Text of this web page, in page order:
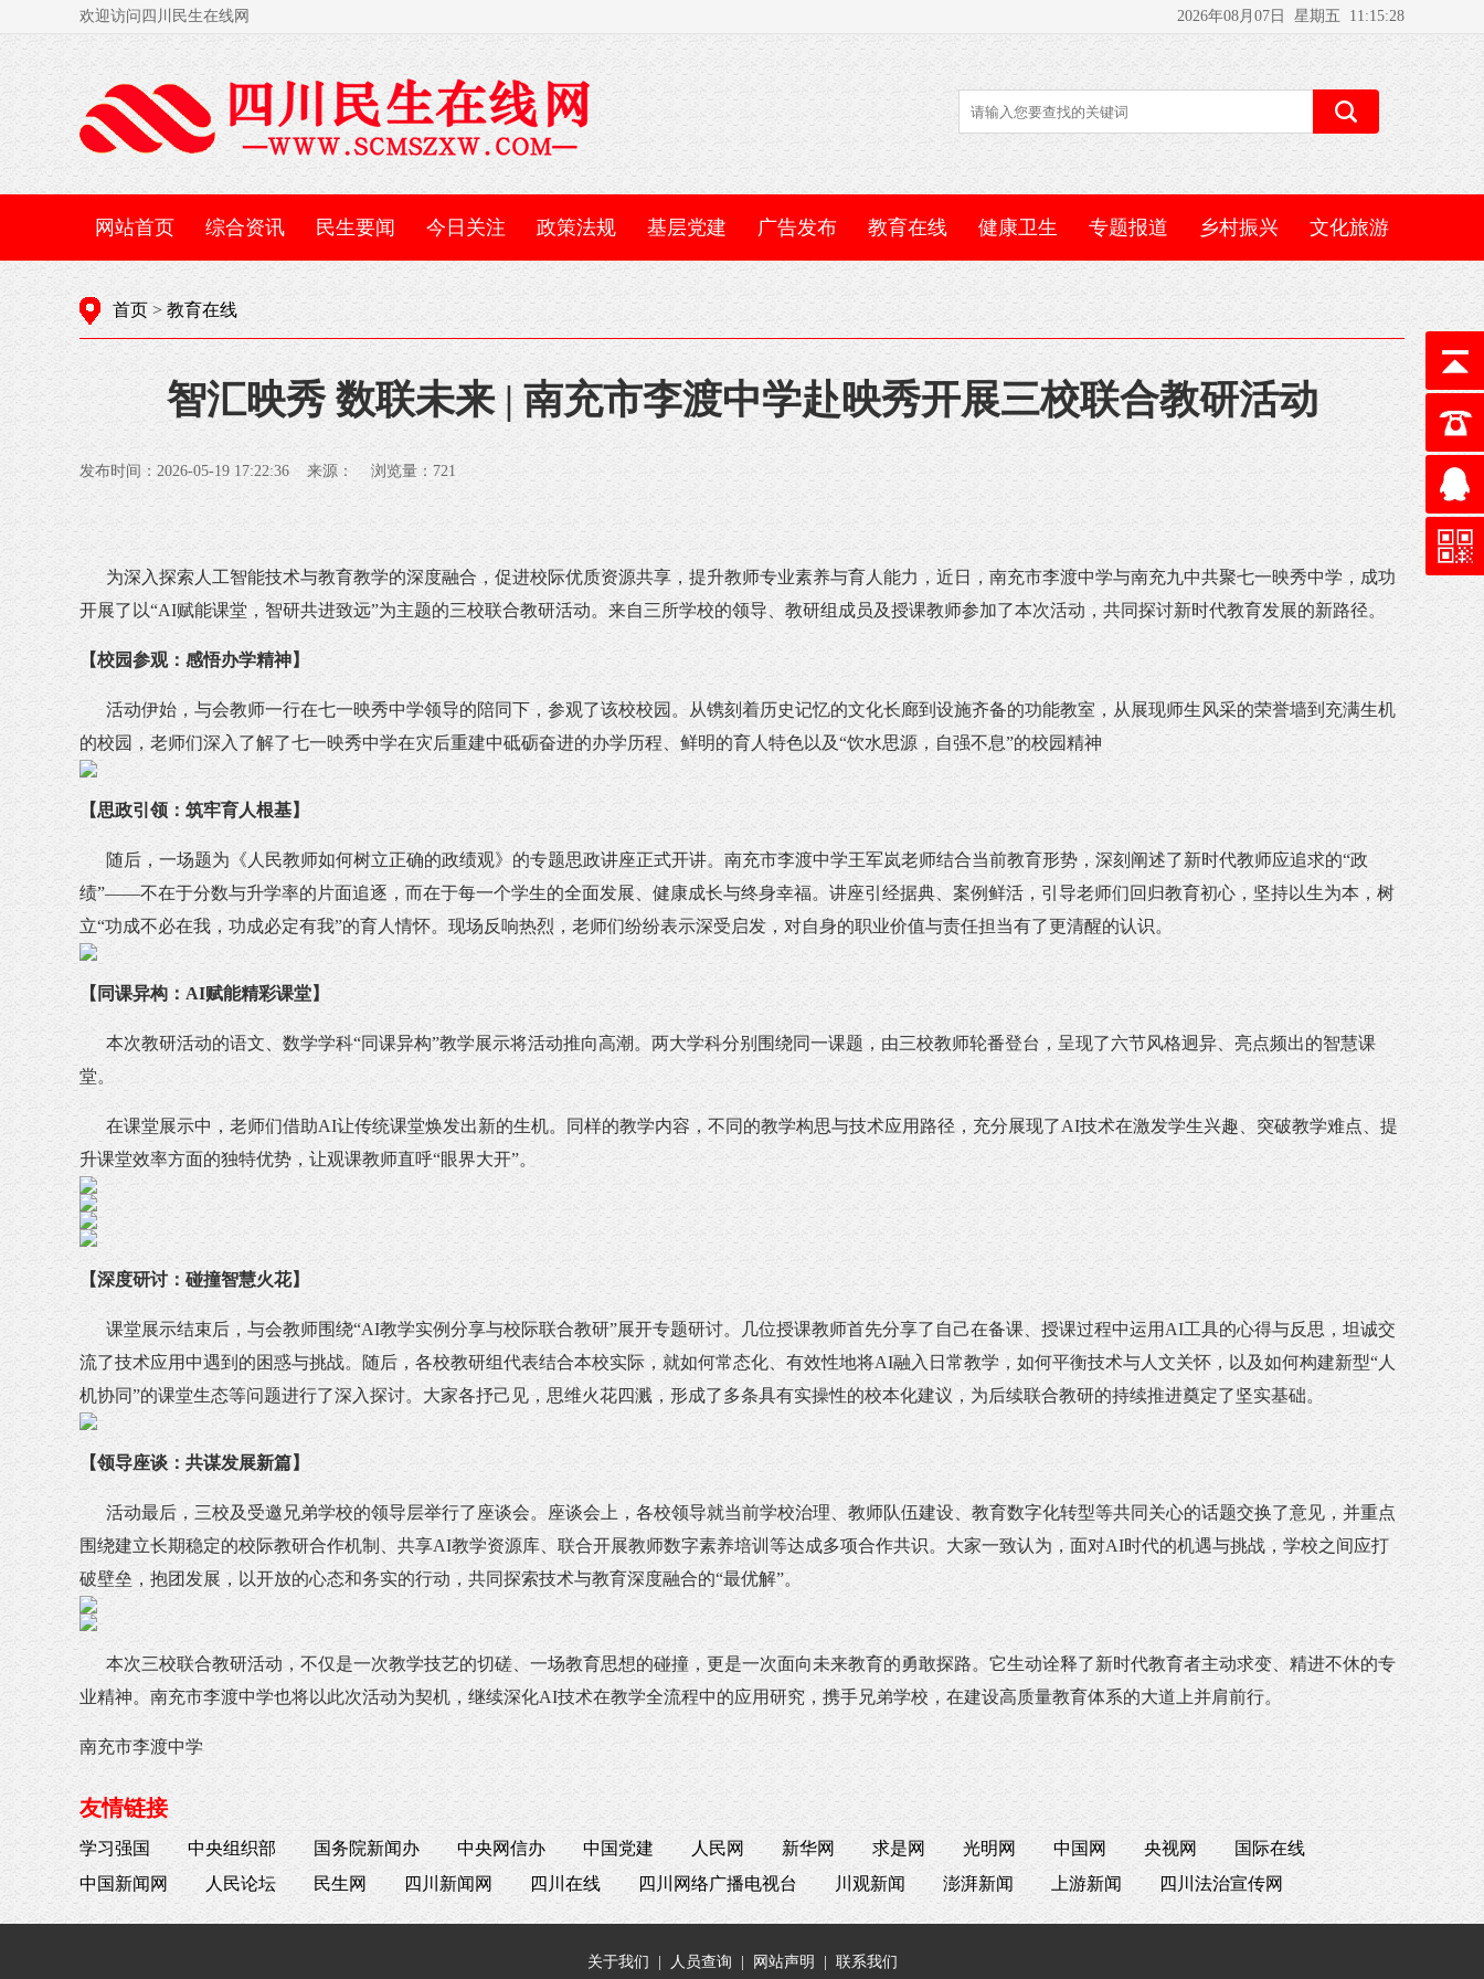
欢迎访问四川民生在线网 2026年08月07日 星期五 11:15:28
网站首页 综合资讯 民生要闻 今日关注 政策法规 基层党建 广告发布 教育在线 健康卫生 专题报道 乡村振兴 文化旅游
首页> 教育在线
智汇映秀 数联未来 | 南充市李渡中学赴映秀开展三校联合教研活动
发布时间：2026-05-19 17:22:36 来源： 浏览量： 721
为深入探索人工智能技术与教育教学的深度融合，促进校际优质资源共享，提升教师专业素养与育人能力，近日，南充市李渡中学与南充九中共聚七一映秀中学，成功
开展了以“AI赋能课堂，智研共进致远”为主题的三校联合教研活动。来自三所学校的领导、教研组成员及授课教师参加了本次活动，共同探讨新时代教育发展的新路径。
【校园参观：感悟办学精神】
活动伊始，与会教师一行在七一映秀中学领导的陪同下，参观了该校校园。从镌刻着历史记忆的文化长廊到设施齐备的功能教室，从展现师生风采的荣誉墙到充满生机
的校园，老师们深入了解了七一映秀中学在灾后重建中砥砺奋进的办学历程、鲜明的育人特色以及“饮水思源，自强不息”的校园精神
【思政引领：筑牢育人根基】
随后，一场题为《人民教师如何树立正确的政绩观》的专题思政讲座正式开讲。南充市李渡中学王军岚老师结合当前教育形势，深刻阐述了新时代教师应追求的“政
绩”——不在于分数与升学率的片面追逐，而在于每一个学生的全面发展、健康成长与终身幸福。讲座引经据典、案例鲜活，引导老师们回归教育初心，坚持以生为本，树
立“功成不必在我，功成必定有我”的育人情怀。现场反响热烈，老师们纷纷表示深受启发，对自身的职业价值与责任担当有了更清醒的认识。
【同课异构：AI赋能精彩课堂】
本次教研活动的语文、数学学科“同课异构”教学展示将活动推向高潮。两大学科分别围绕同一课题，由三校教师轮番登台，呈现了六节风格迥异、亮点频出的智慧课
堂。
在课堂展示中，老师们借助AI让传统课堂焕发出新的生机。同样的教学内容，不同的教学构思与技术应用路径，充分展现了AI技术在激发学生兴趣、突破教学难点、提
升课堂效率方面的独特优势，让观课教师直呼“眼界大开”。
【深度研讨：碰撞智慧火花】
课堂展示结束后，与会教师围绕“AI教学实例分享与校际联合教研”展开专题研讨。几位授课教师首先分享了自己在备课、授课过程中运用AI工具的心得与反思，坦诚交
流了技术应用中遇到的困惑与挑战。随后，各校教研组代表结合本校实际，就如何常态化、有效性地将AI融入日常教学，如何平衡技术与人文关怀，以及如何构建新型“人
机协同”的课堂生态等问题进行了深入探讨。大家各抒己见，思维火花四溅，形成了多条具有实操性的校本化建议，为后续联合教研的持续推进奠定了坚实基础。
【领导座谈：共谋发展新篇】
活动最后，三校及受邀兄弟学校的领导层举行了座谈会。座谈会上，各校领导就当前学校治理、教师队伍建设、教育数字化转型等共同关心的话题交换了意见，并重点
围绕建立长期稳定的校际教研合作机制、共享AI教学资源库、联合开展教师数字素养培训等达成多项合作共识。大家一致认为，面对AI时代的机遇与挑战，学校之间应打
破壁垒，抱团发展，以开放的心态和务实的行动，共同探索技术与教育深度融合的“最优解”。
本次三校联合教研活动，不仅是一次教学技艺的切磋、一场教育思想的碰撞，更是一次面向未来教育的勇敢探路。它生动诠释了新时代教育者主动求变、精进不休的专
业精神。南充市李渡中学也将以此次活动为契机，继续深化AI技术在教学全流程中的应用研究，携手兄弟学校，在建设高质量教育体系的大道上并肩前行。
南充市李渡中学
友情链接
学习强国 中央组织部 国务院新闻办 中央网信办 中国党建 人民网 新华网 求是网 光明网 中国网 央视网
国际在线
中国新闻网
人民论坛 民生网 四川新闻网 四川在线 四川网络广播电视台 川观新闻 澎湃新闻 上游新闻 四川法治宣传网
关于我们 人员查询 网站声明 联系我们